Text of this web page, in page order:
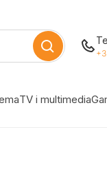
TV i multimedia